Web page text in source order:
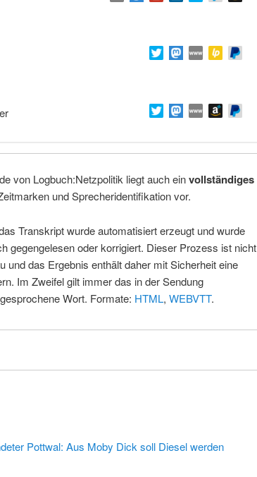
von Logbuch:Netzpolitik liegt auch einvollständiges
und Sprecheridentifikation vor.
Transkript wurde automatisiert erzeugt und wurde
gegengelesen oder korrigiert. Dieser Prozess ist nicht
und das Ergebnis enthält daher mit Sicherheit eine
Im Zweifel gilt immer das in der Sendung
Wort. Formate: HTML, WEBVTT.
Pottwal: Aus Moby Dick soll Diesel werden